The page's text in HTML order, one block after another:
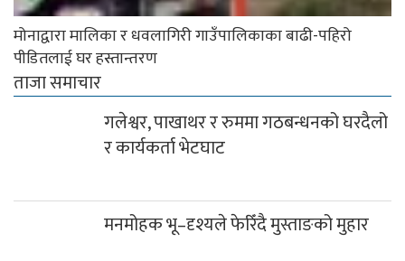
मोनाद्वारा मालिका र धवलागिरी गाउँपालिकाका बाढी-पहिरो
पीडितलाई घर हस्तान्तरण
ताजा समाचार
गलेश्वर, पाखाथर र रुममा गठबन्धनको घरदैलो
र कार्यकर्ता भेटघाट
मनमोहक भू–दृश्यले फेरिँदै मुस्ताङको मुहार